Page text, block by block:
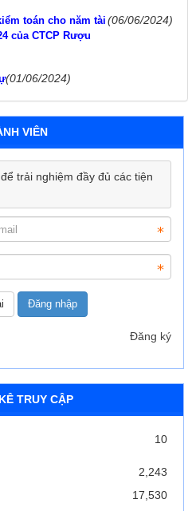
toán cho năm tài
của CTCP Rượu
(06/06/2024)
(01/06/2024)
VIÊN
trải nghiệm đầy đủ các tiện
Đăng nhập
Đăng ký
TRUY CẬP
10
2,243
17,530